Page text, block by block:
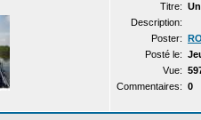
Titre:
Description:
Poster:
Posté le:
Vue:
Commentaires: 0